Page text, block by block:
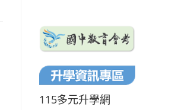
115多元升學網